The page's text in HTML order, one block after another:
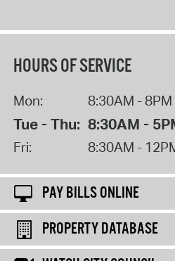
HOURS OF SERVICE
Mon: 8:30AM - 8PM
Tue - Thu: 8:30AM -
Fri: 8:30AM -
PAY BILLS ONLINE
PROPERTY DATABASE